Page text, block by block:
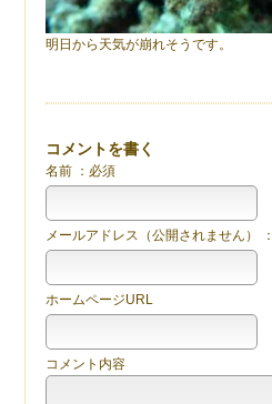
明日から天気が崩れそうです。
コメントを書く
名前 ：必須
メールアドレス（公開されません）
ホームページURL
コメント内容